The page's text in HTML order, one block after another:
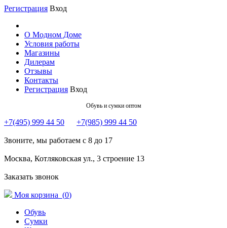
Регистрация Вход
О Модном Доме
Условия работы
Магазины
Дилерам
Отзывы
Контакты
Регистрация Вход
Обувь и сумки оптом
+7(495) 999 44 50 +7(985) 999 44 50
Звоните, мы работаем с 8 до 17
Москва, Котляковская ул., 3 строение 13
Заказать звонок
Моя корзина (0)
Обувь
Сумки